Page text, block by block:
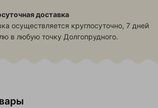
доставка
осуществляется круглосуточно, 7 дней
в любую точку Долгопрудного.